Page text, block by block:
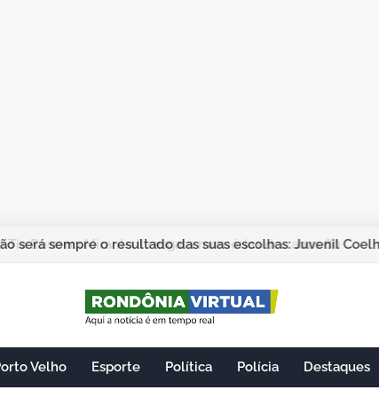
será sempre o resultado das suas escolhas: Juvenil
Velho Esporte Política Polícia Destaques